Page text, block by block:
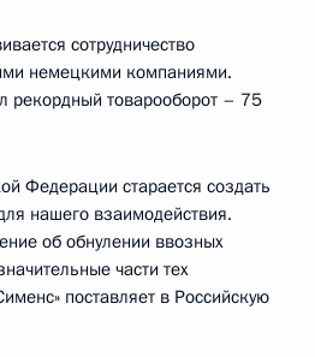
сотрудничество
немецкими компаниями.
рекордный товарооборот – 75
Федерации старается создать
нашего взаимодействия.
об обнулении ввозных
части тех
поставляет в Российскую